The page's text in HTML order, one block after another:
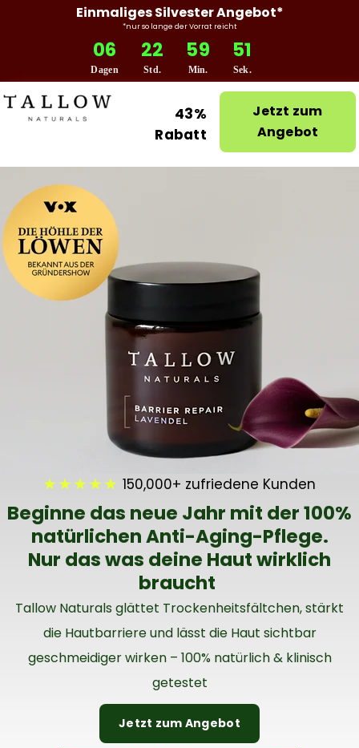
Einmaliges Silvester Angebot*
*nur so lange der Vorrat reicht
06
Dagen
22
Std.
59
Min.
50
Sek.
43%
Rabatt
Jetzt zum
Angebot
★ ★ ★ ★ ★ 150,000+ zufriedene Kunden
Beginne das neue Jahr mit der 100%
natürlichen Anti-Aging-Pflege.
Nur das was deine Haut wirklich
braucht
Tallow Naturals glättet Trockenheitsfältchen, stärkt
die Hautbarriere und lässt die Haut sichtbar
geschmeidiger wirken – 100% natürlich & klinisch
getestet
Jetzt zum Angebot